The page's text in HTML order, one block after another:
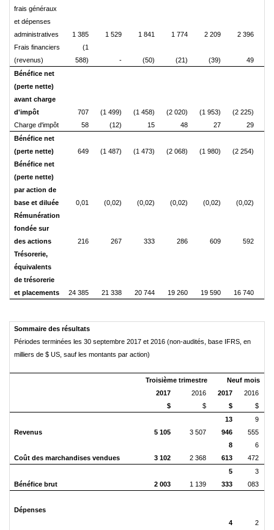
frais généraux
et dépenses
administratives
1 385 1 529 1 841 1 774 2 209 2 396
Frais financiers
(revenus)
(1
588)
- (50) (21) (39)
49
Bénéfice net
(perte nette)
avant charge
d'impôt
707 (1 499) (1 458) (2 020) (1 953) (2 225)
Charge d'impôt
58 (12) 15 48 27
29
Bénéfice net
(perte nette)
649 (1 487) (1 473) (2 068) (1 980) (2 254)
Bénéfice net
(perte nette)
par action de
base et diluée
0,01 (0,02) (0,02) (0,02) (0,02) (0,02)
Rémunération
fondée sur
des actions
216 267 333 286 609
592
Trésorerie,
équivalents
de trésorerie
et placements
24 385 21 338 20 744 19 260 19 590 16 740
Sommaire des résultats
Périodes terminées les 30 septembre 2017 et 2016 (non-audités, base IFRS, en
milliers de $ US, sauf les montants par action)
Troisième trimestre
Neuf mois
2017
$
2016
$
2017
$
2016
$
Revenus 5 105 3 507
13
946
9
555
Coût des marchandises vendues 3 102 2 368
8
613
6
472
Bénéfice brut 2 003 1 139
5
333
3
083
Dépenses
4
2